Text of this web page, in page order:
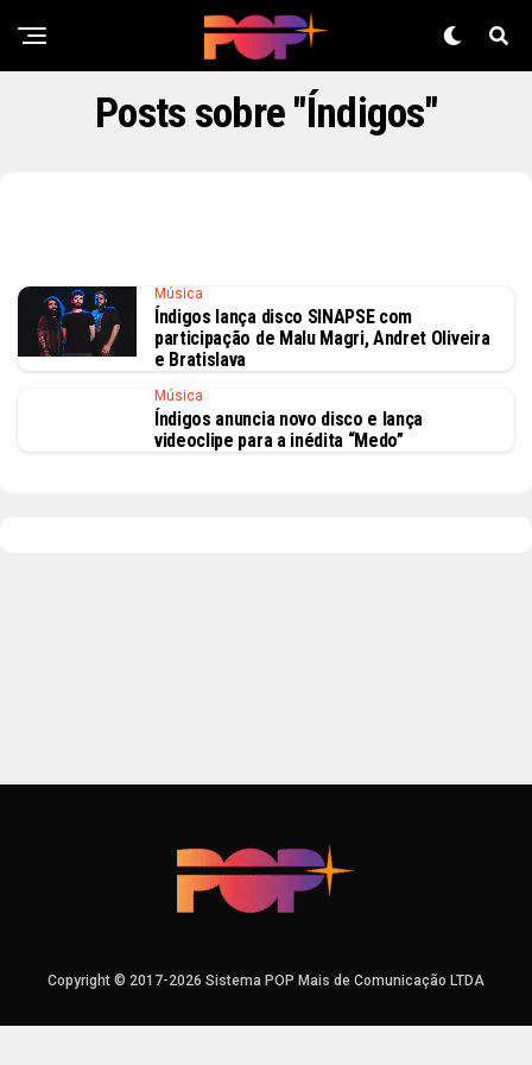
Posts sobre "Índigos"
Música
Índigos lança disco SINAPSE com
participação de Malu Magri, Andret Oliveira
e Bratislava
Música
Índigos anuncia novo disco e lança
videoclipe para a inédita “Medo”
Copyright © 2017-2026 Sistema POP Mais de Comunicação LTDA